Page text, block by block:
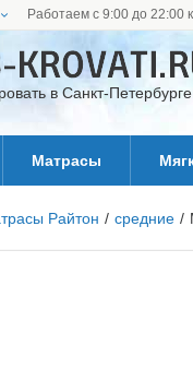
Работаем с 9:00 до 22:00
в Санкт-Петербурге
Матрасы
Райтон / средние /